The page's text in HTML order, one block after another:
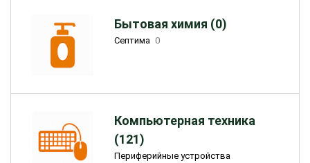
Бытовая химия (0)
Септима 0
Компьютерная техника
(121)
Периферийные устройства